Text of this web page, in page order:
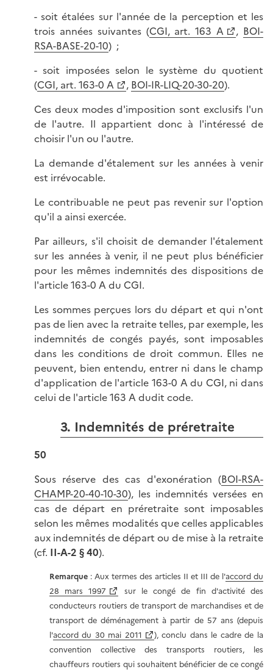
- soit étalées sur l'année de la perception et les
trois années suivantes (CGI, art. 163 A , BOI-
RSA-BASE-20-10) ;
- soit imposées selon le système du quotient
(CGI, art. 163-0 A , BOI-IR-LIQ-20-30-20).
Ces deux modes d'imposition sont exclusifs l'un
de l'autre. Il appartient donc à l'intéressé de
choisir l'un ou l'autre.
La demande d'étalement sur les années à venir
est irrévocable.
Le contribuable ne peut pas revenir sur l'option
qu'il a ainsi exercée.
Par ailleurs, s'il choisit de demander l'étalement
sur les années à venir, il ne peut plus bénéficier
pour les mêmes indemnités des dispositions de
l'article 163-0 A du CGI.
Les sommes perçues lors du départ et qui n'ont
pas de lien avec la retraite telles, par exemple, les
indemnités de congés payés, sont imposables
dans les conditions de droit commun. Elles ne
peuvent, bien entendu, entrer ni dans le champ
d'application de l'article 163-0 A du CGI, ni dans
celui de l'article 163 A dudit code.
3. Indemnités de préretraite
50
Sous réserve des cas d'exonération (BOI-RSA-
CHAMP-20-40-10-30), les indemnités versées en
cas de départ en préretraite sont imposables
selon les mêmes modalités que celles applicables
aux indemnités de départ ou de mise à la retraite
(cf. II-A-2 § 40).
Remarque : Aux termes des articles II et III de l'accord du
28 mars 1997
sur le congé de fin d'activité des
conducteurs routiers de transport de marchandises et de
transport de déménagement à partir de 57 ans (depuis
l'accord du 30 mai 2011
), conclu dans le cadre de la
convention collective des transports routiers, les
chauffeurs routiers qui souhaitent bénéficier de ce congé